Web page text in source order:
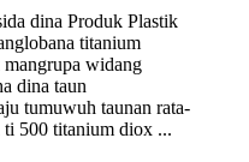
dina Produk Plastik
titanium
widang
dina taun
tumuwuh taunan rata-
500 titanium diox ...